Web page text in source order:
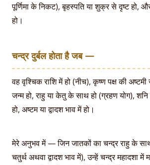
पूर्णिमा के निकट), बृहस्पति या शुक्र से दृष्ट हो,
हो।
चन्द्र दुर्बल होता है जब —
वह वृश्चिक राशि में हो (नीच), कृष्ण पक्ष की
जन्म हो, राहु या केतु के साथ हो (ग्रहण योग),
हो, अष्टम या द्वादश भाव में हो।
मेरे अनुभव में — जिन जातकों का चन्द्र राहु के
चतुर्थ अथवा द्वादश भाव में), उन्हें चन्द्र महादशा में